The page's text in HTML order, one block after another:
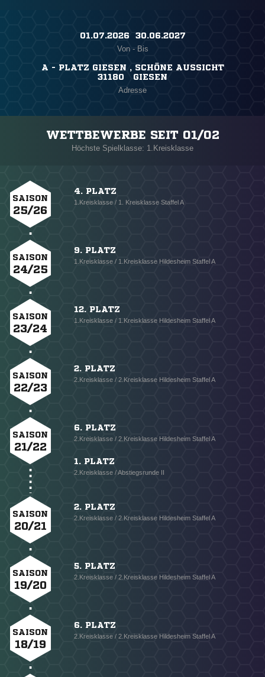
01.07.2026 ​ 30.06.2027
Von - Bis
A - PLATZ GIESEN , SCHÖNE AUSSICHT
31180 GIESEN
Adresse
WETTBEWERBE SEIT 01/02
Höchste Spielklasse: 1.Kreisklasse
SAISON
25/26
4. PLATZ
1.Kreisklasse / 1. Kreisklasse Staffel A
SAISON
24/25
9. PLATZ
1.Kreisklasse / 1.Kreisklasse Hildesheim Staffel A
SAISON
23/24
12. PLATZ
1.Kreisklasse / 1.Kreisklasse Hildesheim Staffel A
SAISON
22/23
2. PLATZ
2.Kreisklasse / 2.Kreisklasse Hildesheim Staffel A
SAISON
21/22
6. PLATZ
2.Kreisklasse / 2.Kreisklasse Hildesheim Staffel A
1. PLATZ
2.Kreisklasse / Abstiegsrunde II
SAISON
20/21
2. PLATZ
2.Kreisklasse / 2.Kreisklasse Hildesheim Staffel A
SAISON
19/20
5. PLATZ
2.Kreisklasse / 2.Kreisklasse Hildesheim Staffel A
SAISON
18/19
6. PLATZ
2.Kreisklasse / 2.Kreisklasse Hildesheim Staffel A